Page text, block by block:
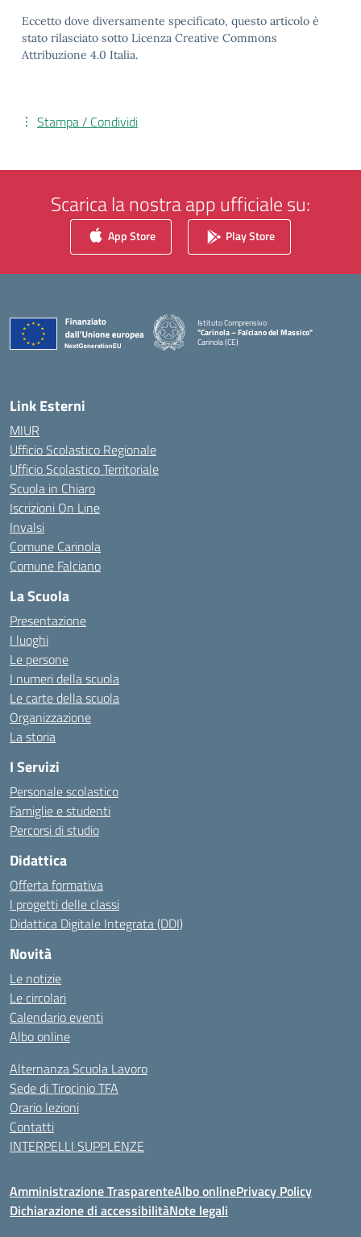
Eccetto dove diversamente specificato, questo articolo è
stato rilasciato sotto Licenza Creative Commons
Attribuzione 4.0 Italia.
Stampa / Condividi
Scarica la nostra app ufficiale su:
App Store Play Store
Istituto Comprensivo
"Carinola – Falciano del Massico"
Carinola (CE)
Link Esterni
MIUR
Ufficio Scolastico Regionale
Ufficio Scolastico Territoriale
Scuola in Chiaro
Iscrizioni On Line
Invalsi
Comune Carinola
Comune Falciano
La Scuola
Presentazione
I luoghi
Le persone
I numeri della scuola
Le carte della scuola
Organizzazione
La storia
I Servizi
Personale scolastico
Famiglie e studenti
Percorsi di studio
Didattica
Offerta formativa
I progetti delle classi
Didattica Digitale Integrata (DDI)
Novità
Le notizie
Le circolari
Calendario eventi
Albo online
Alternanza Scuola Lavoro
Sede di Tirocinio TFA
Orario lezioni
Contatti
INTERPELLI SUPPLENZE
Amministrazione TrasparenteAlbo onlinePrivacy Policy
Dichiarazione di accessibilitàNote legali